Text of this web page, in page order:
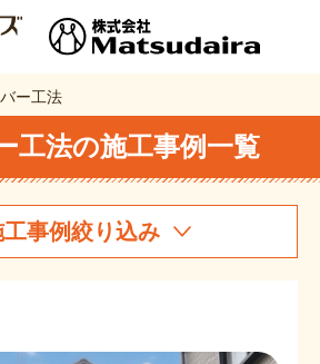
ー工法
工法の施工事例一覧
事例絞り込み